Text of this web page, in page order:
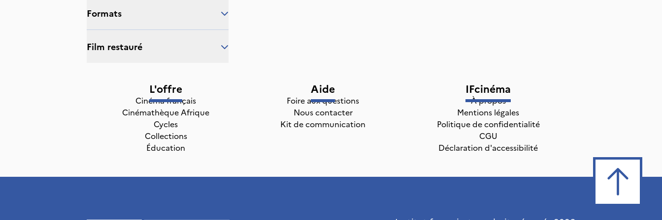
Formats
Film restauré
L'offre
Cinéma français
Cinémathèque Afrique
Cycles
Collections
Éducation
Aide
Foire aux questions
Nous contacter
Kit de communication
IFcinéma
À propos
Mentions légales
Politique de confidentialité
CGU
Déclaration d'accessibilité